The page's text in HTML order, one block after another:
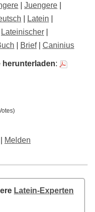
Juengere
Latein
Lateinischer
Brief| Caninius
herunterladen:
Melden
Latein-Experten